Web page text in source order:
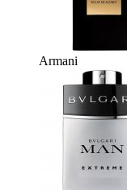
Armani